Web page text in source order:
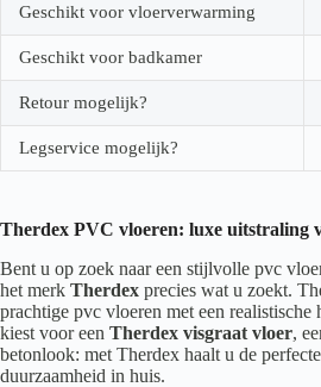
Geschikt voor vloerverwarming
Geschikt voor badkamer
Retour mogelijk?
Legservice mogelijk?
Therdex PVC vloeren: luxe uitstraling
Bent u op zoek naar een stijlvolle pvc
het merk Therdex precies wat u zoekt.
prachtige pvc vloeren met een
kiest voor een Therdex visgraat vloer,
betonlook: met Therdex haalt u de
duurzaamheid in huis.